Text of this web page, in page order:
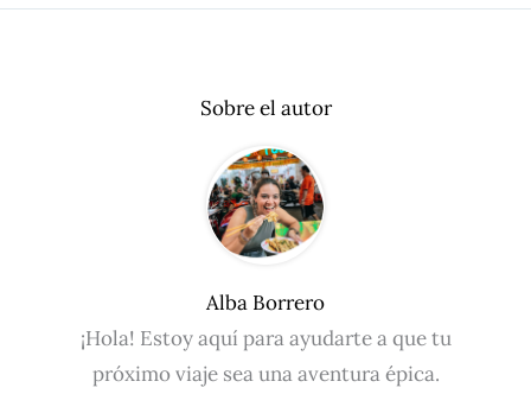
Sobre el autor
Alba Borrero
¡Hola! Estoy aquí para ayudarte a que tu
próximo viaje sea una aventura épica.